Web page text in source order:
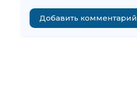
Добавить комментарий